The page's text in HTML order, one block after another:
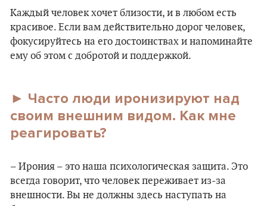
Каждый человек хочет близости, и в любом есть
красивое. Если вам действительно дорог человек,
фокусируйтесь на его достоинствах и напоминайте
ему об этом с добротой и поддержкой.
► Часто люди иронизируют над
своим внешним видом. Как мне
реагировать?
– Ирония – это наша психологическая защита. Это
всегда говорит, что человек переживает из-за
внешности. Вы не должны здесь наступать на